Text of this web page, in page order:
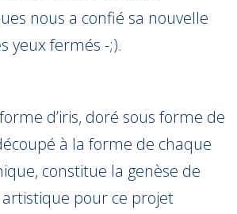
nous a confié sa nouvelle
yeux fermés -;).
d’iris, doré sous forme de
à la forme de chaque
constitue la genèse de
pour ce projet